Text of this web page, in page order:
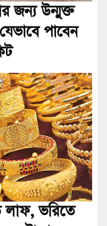
জন্য উন্মুক্ত
পাবেন
লাফ, ভরিতে